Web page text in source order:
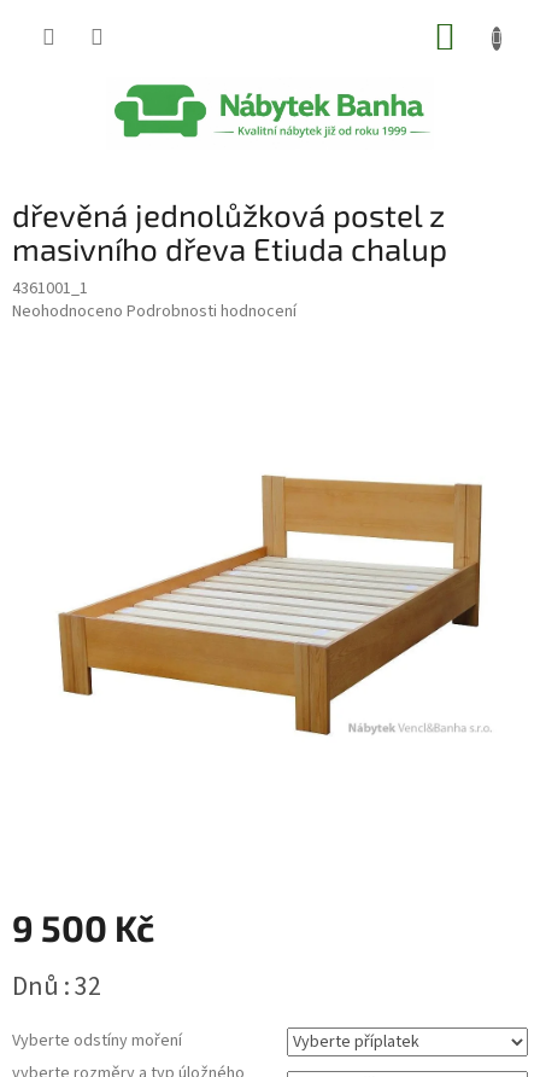
dřevěná jednolůžková postel z
masivního dřeva Etiuda chalup
4361001_1
Průměrné
Neohodnoceno Podrobnosti hodnocení
9 500 Kč
cena:
Dnů : 32
Vyberte odstíny moření